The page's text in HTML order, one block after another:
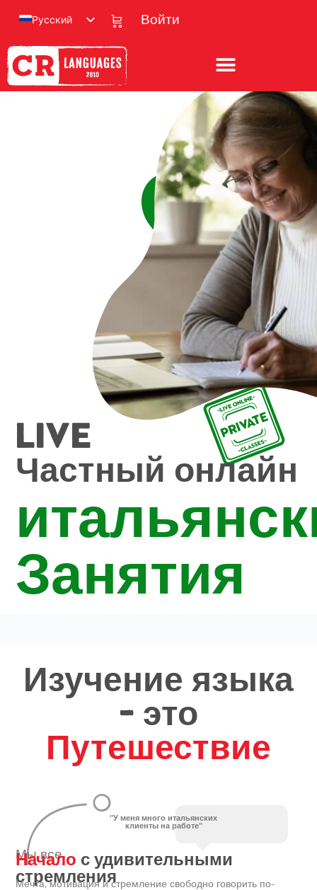
Войти
Русский
Live
Частный онлайн
Занятия
Изучение языка
- это
Путешествие
"У меня много итальянских
клиенты на работе"
Мы все
Начало с удивительными
стремления
Мечта, мотивация и стремление свободно говорить по-